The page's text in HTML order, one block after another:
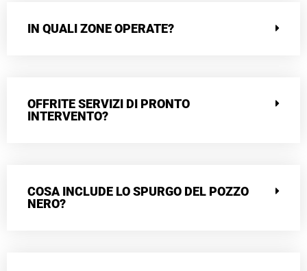
IN QUALI ZONE OPERATE?
OFFRITE SERVIZI DI PRONTO
INTERVENTO?
COSA INCLUDE LO SPURGO DEL POZZO
NERO?